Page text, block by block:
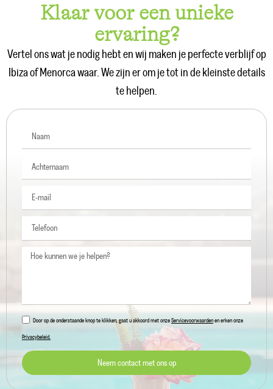
Klaar voor een unieke
ervaring?
Vertel ons wat je nodig hebt en wij maken je perfecte verblijf op
Ibiza of Menorca waar. We zijn er om je tot in de kleinste details
te helpen.
Door op de onderstaande knop te klikken, gaat u akkoord met onze Servicevoorwaarden en erken onze
Privacybeleid.
Neem contact met ons op